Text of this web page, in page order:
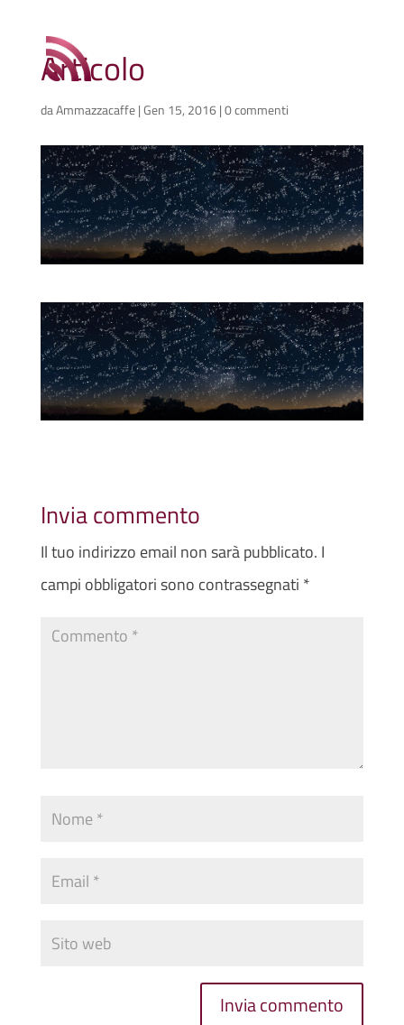
Articolo
daAmmazzacaffe|Gen 15, 2016|0 commenti
Invia commento
Il tuo indirizzo email non sarà pubblicato. I
campi obbligatori sono contrassegnati *